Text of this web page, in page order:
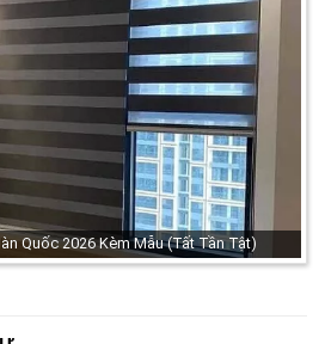
Quốc 2026 Kèm Mẫu (Tất Tần Tật)